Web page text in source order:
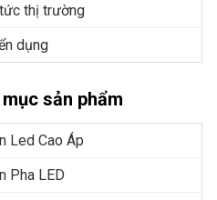
thị trường
dụng
mục sản phẩm
Led Cao Áp
Pha LED